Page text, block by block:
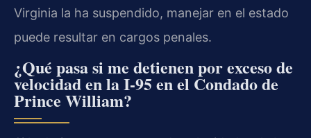
Virginia la ha suspendido, manejar en el estado
puede resultar en cargos penales.
¿Qué pasa si me detienen por exceso de
velocidad en la I-95 en el Condado de
Prince William?